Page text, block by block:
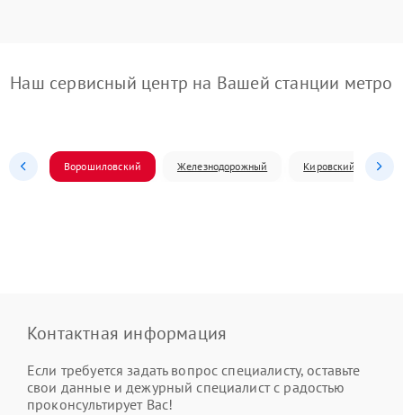
Наш сервисный центр на Вашей станции метро
Ворошиловский Железнодорожный Кировский
Контактная информация
Если требуется задать вопрос специалисту, оставьте
свои данные и дежурный специалист с радостью
проконсультирует Вас!